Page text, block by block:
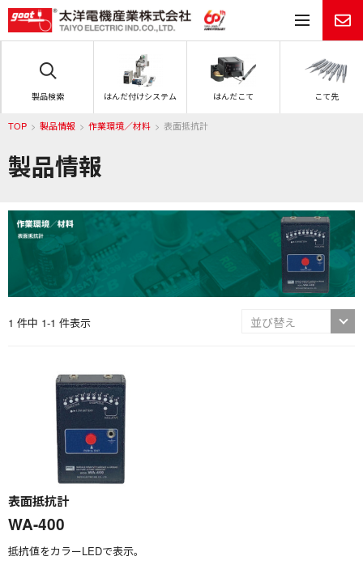
メ
製品検索 はんだ付けシステム はんだこて こて先
製品情報
TOP 製品情報 作業環境／材料 表面抵抗計
1 件中 1-1 件表示
表面抵抗計
WA-400
抵抗値をカラーLEDで表示。